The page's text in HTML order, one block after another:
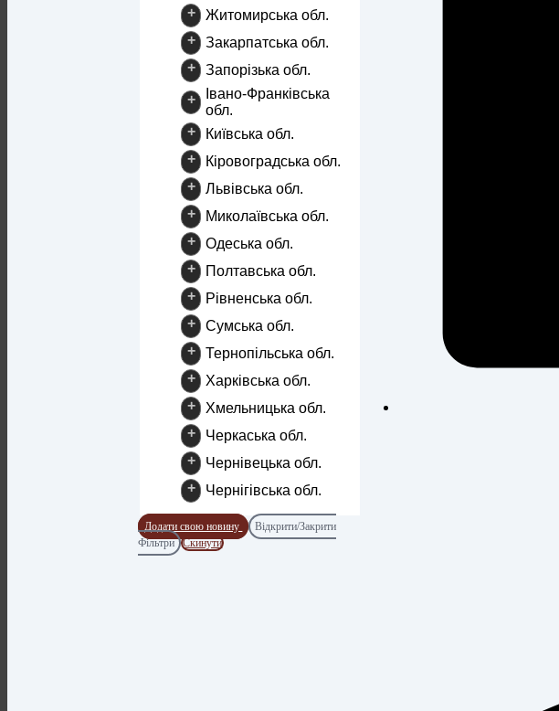
+
Житомирська обл.
+
Закарпатська обл.
+
Запорізька обл.
+
Івано-Франківська
обл.
+
Київська обл.
+
Кіровоградська обл.
+
Львівська обл.
+
Миколаївська обл.
+
Одеська обл.
+
Полтавська обл.
+
Рівненська обл.
+
Сумська обл.
+
Тернопільська обл.
+
Харківська обл.
+
Хмельницька обл.
+
Черкаська обл.
+
Чернівецька обл.
+
Чернігівська обл.
Додати свою новину
Відкрити/Закрити
Фільтри
Скинути